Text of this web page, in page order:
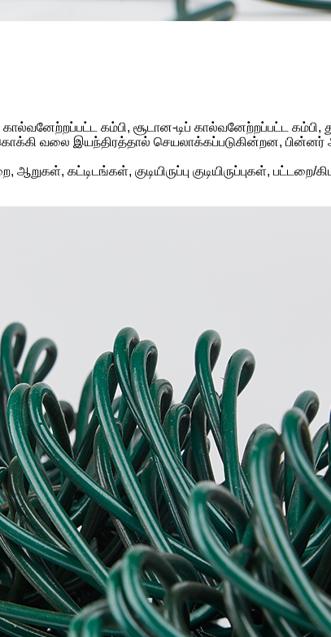
கம்பி, சூடான-டிப் கால்வனேற்றப்பட்ட கம்பி,
வலை இயந்திரத்தால் செயலாக்கப்படுகின்றன,
ஆறுகள், கட்டிடங்கள், குடியிருப்பு குடியிருப்புகள்,